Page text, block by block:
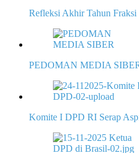
Refleksi Akhir Tahun
PEDOMAN MEDIA
Komite I DPD RI Serap